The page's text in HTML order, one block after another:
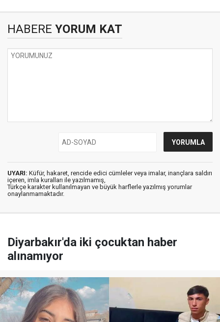
HABERE YORUM KAT
UYARI: Küfür, hakaret, rencide edici cümleler veya imalar, inançlara saldırı
içeren, imla kuralları ile yazılmamış,
Türkçe karakter kullanılmayan ve büyük harflerle yazılmış yorumlar
onaylanmamaktadır.
Diyarbakır'da iki çocuktan haber
alınamıyor